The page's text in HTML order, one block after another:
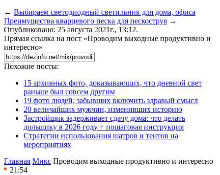
← Выбираем светодиодный светильник для дома, офиса
Преимущества кварцевого песка для пескоструя →
Опубликовано: 25 августа 2021г., 13:12.
Прямая ссылка на пост «Проводим выходные продуктивно и
интересно»
Похожие посты:
15 архивных фото, доказывающих, что дневной свет
раньше был совсем другим
19 фото людей, забывших включить здравый смысл
20 величайших мужчин, изменивших историю
Застройщик задерживает сдачу дома: что делать
дольщику в 2026 году + пошаговая инструкция
Стратегии использования шатров и тентов на
мероприятиях
Главная Микс Проводим выходные продуктивно и интересно
21:54